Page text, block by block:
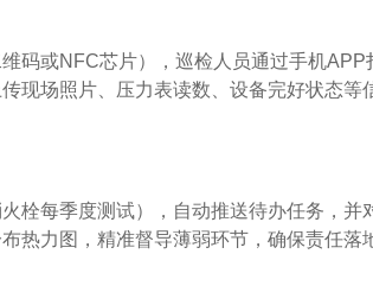
码或NFC芯片），巡检人员通过手机APP
现场照片、压力表读数、设备完好状态等
栓每季度测试），自动推送待办任务，并
热力图，精准督导薄弱环节，确保责任落